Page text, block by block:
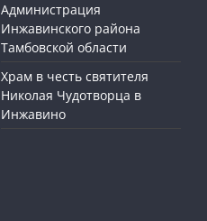
Администрация
Инжавинского района
Тамбовской области
Храм в честь святителя
Николая Чудотворца в
Инжавино